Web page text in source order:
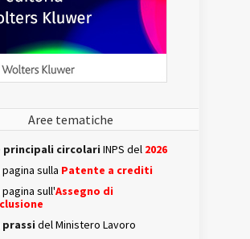
Aree tematiche
principali circolari INPS del 2026
pagina sulla Patente a crediti
pagina sull'Assegno di
prassi del Ministero Lavoro